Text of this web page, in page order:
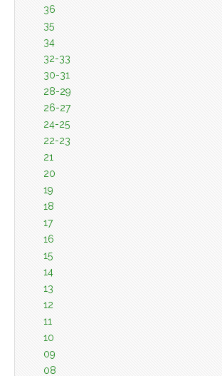
36
35
34
32-33
30-31
28-29
26-27
24-25
22-23
21
20
19
18
17
16
15
14
13
12
11
10
09
08